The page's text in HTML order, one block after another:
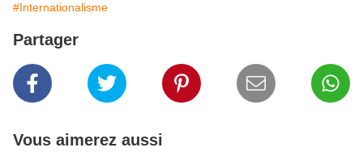
#Internationalisme
Partager
Vous aimerez aussi